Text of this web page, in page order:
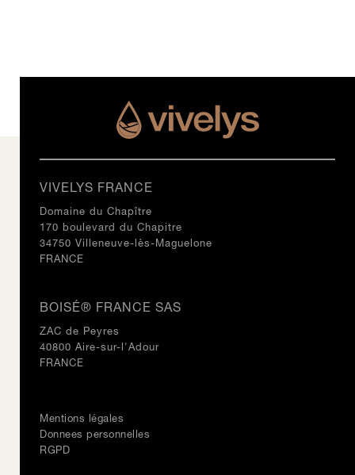
VIVELYS FRANCE
Domaine du Chapître
170 boulevard du Chapitre
34750 Villeneuve-lès-Maguelone
FRANCE
BOISÉ® FRANCE SAS
ZAC de Peyres
40800 Aire-sur-l'Adour
FRANCE
Mentions légales
Donnees personnelles
RGPD